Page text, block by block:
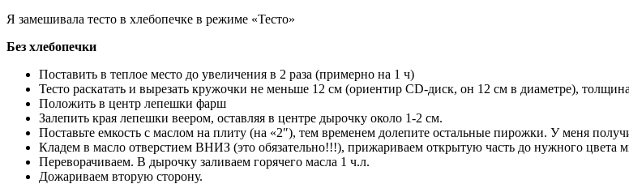
Я замешивала тесто в хлебопечке в режиме «Тесто»
Без хлебопечки
Поставить в теплое место до увеличения в 2 раза (примерно на 1 ч)
Тесто раскатать и вырезать кружочки не меньше 12 см (ориентир СD-диск, он 12 см в диаметре),
Положить в центр лепешки фарш
Залепить края лепешки веером, оставляя в центре дырочку около 1-2 см.
Поставьте емкость с маслом на плиту (на «2″), тем временем долепите остальные пирожки. У меня
Кладем в масло отверстием ВНИЗ (это обязательно!!!), прижариваем открытую часть до нужного цвета
Переворачиваем. В дырочку заливаем горячего масла 1 ч.л.
Дожариваем вторую сторону.